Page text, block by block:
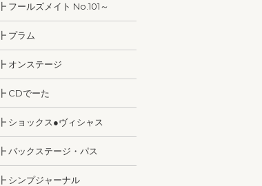
┣ フールズメイト No.101～
┣ プラム
┣ オンステージ
┣ CDでーた
┣ ショックス●ヴィシャス
┣ バックステージ・パス
┣ シンプジャーナル